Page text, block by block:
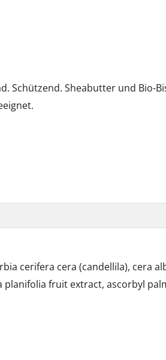
Schützend. Sheabutter und Bio-
cerifera cera (candellila), cera
fruit extract, ascorbyl